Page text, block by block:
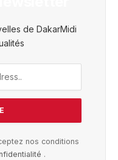
de DakarMidi
nos conditions
.